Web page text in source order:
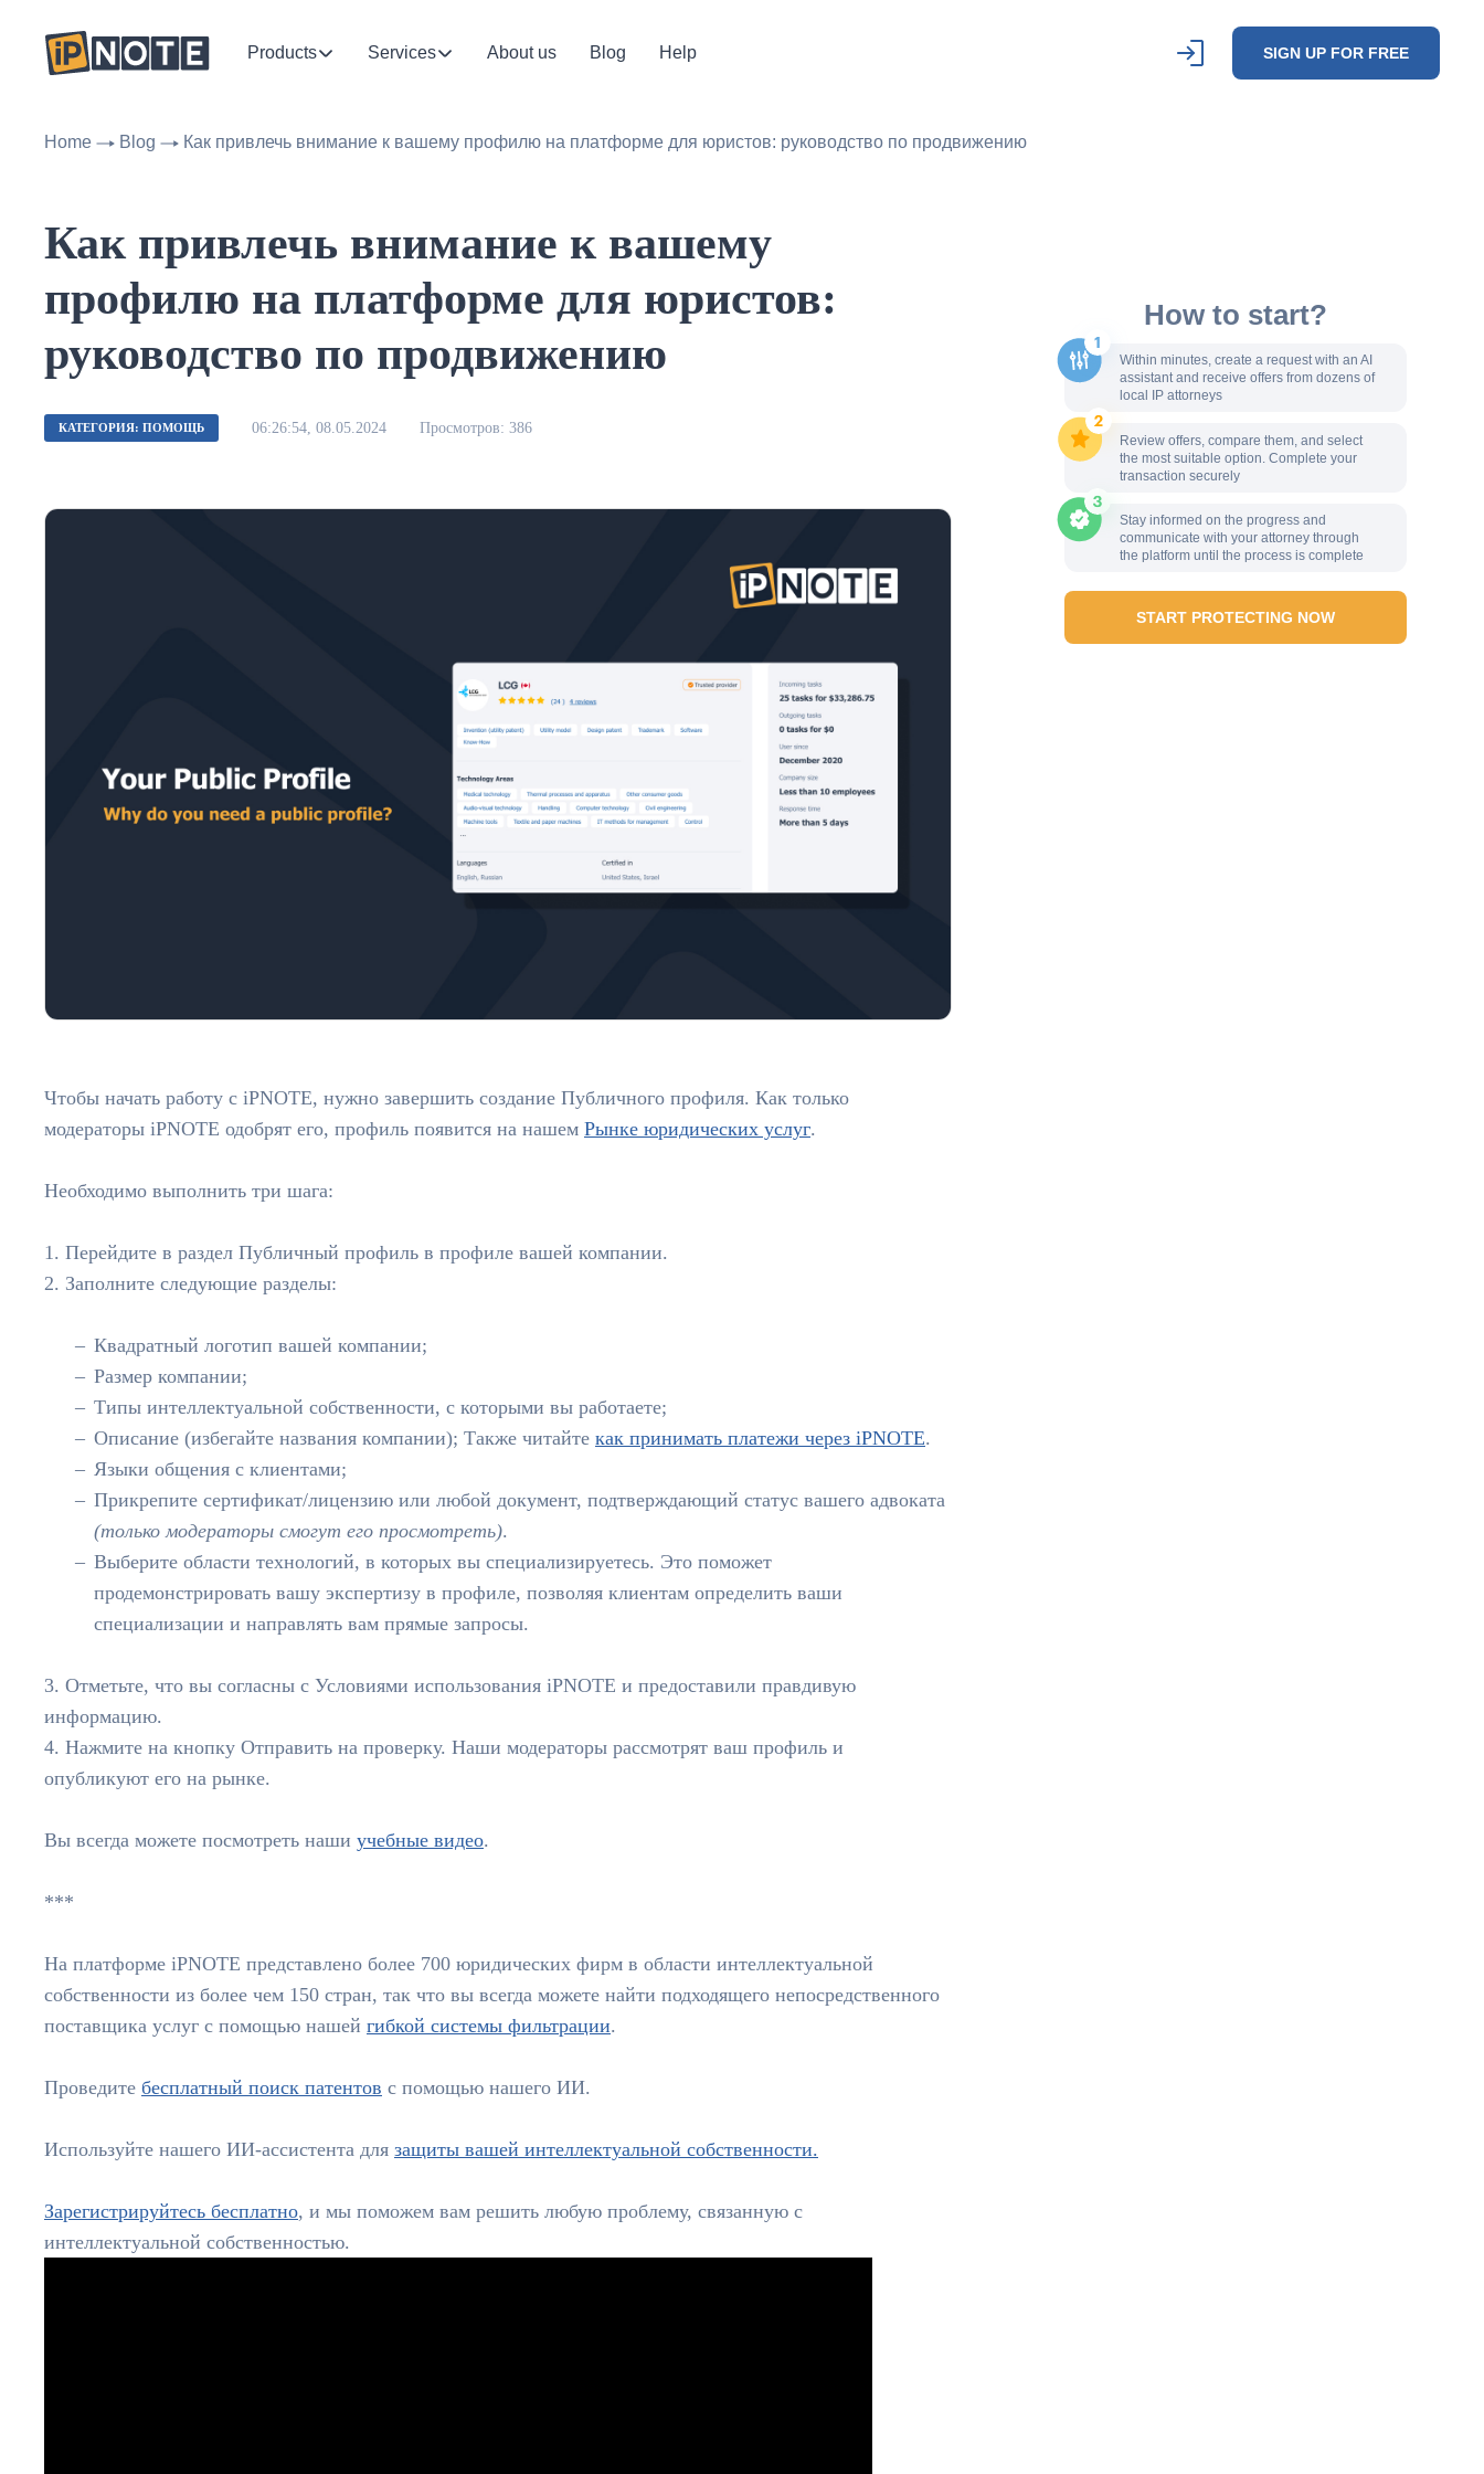
Products Services About us Blog Help SIGN UP FOR FREE
Home Blog Как привлечь внимание к вашему профилю на платформе для юристов: руководство по продвижению
How to start?
Within minutes, create a request with an AI
assistant and receive offers from dozens of
local IP attorneys
Review offers, compare them, and select
the most suitable option. Complete your
transaction securely
Stay informed on the progress and
communicate with your attorney through
the platform until the process is complete
START PROTECTING NOW
Как привлечь внимание к вашему
профилю на платформе для юристов:
руководство по продвижению
КАТЕГОРИЯ: ПОМОЩЬ 06:26:54, 08.05.2024 Просмотров: 386
Чтобы начать работу с iPNOTE, нужно завершить создание Публичного профиля. Как только
модераторы iPNOTE одобрят его, профиль появится на нашем Рынке юридических услуг.
Необходимо выполнить три шага:
1. Перейдите в раздел Публичный профиль в профиле вашей компании.
2. Заполните следующие разделы:
Квадратный логотип вашей компании;
Размер компании;
Типы интеллектуальной собственности, с которыми вы работаете;
Описание (избегайте названия компании); Также читайте как принимать платежи через iPNOTE.
Языки общения с клиентами;
Прикрепите сертификат/лицензию или любой документ, подтверждающий статус вашего адвоката
(только модераторы смогут его просмотреть).
Выберите области технологий, в которых вы специализируетесь. Это поможет
продемонстрировать вашу экспертизу в профиле, позволяя клиентам определить ваши
специализации и направлять вам прямые запросы.
3. Отметьте, что вы согласны с Условиями использования iPNOTE и предоставили правдивую
информацию.
4. Нажмите на кнопку Отправить на проверку. Наши модераторы рассмотрят ваш профиль и
опубликуют его на рынке.
Вы всегда можете посмотреть наши учебные видео.
***
На платформе iPNOTE представлено более 700 юридических фирм в области интеллектуальной
собственности из более чем 150 стран, так что вы всегда можете найти подходящего непосредственного
поставщика услуг с помощью нашей гибкой системы фильтрации.
Проведите бесплатный поиск патентов с помощью нашего ИИ.
Используйте нашего ИИ-ассистента для защиты вашей интеллектуальной собственности.
Зарегистрируйтесь бесплатно, и мы поможем вам решить любую проблему, связанную с
интеллектуальной собственностью.